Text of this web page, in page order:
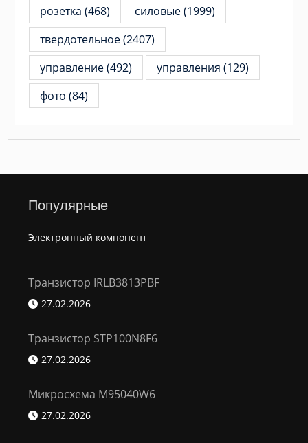
розетка (468) силовые(1999)
твердотельное(2407)
управление(492) управления (129)
фото (84)
Популярные
Электронный компонент
Транзистор IRLB3813PBF
27.02.2026
Транзистор STP100N8F6
27.02.2026
Микросхема M95040W6
27.02.2026